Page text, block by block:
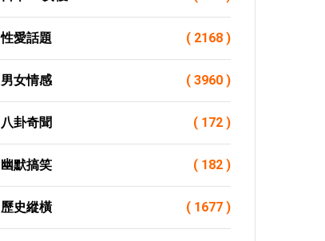
性愛話題 ( 2168 )
男女情感 ( 3960 )
八卦奇聞 ( 172 )
幽默搞笑 ( 182 )
歷史縱橫 ( 1677 )